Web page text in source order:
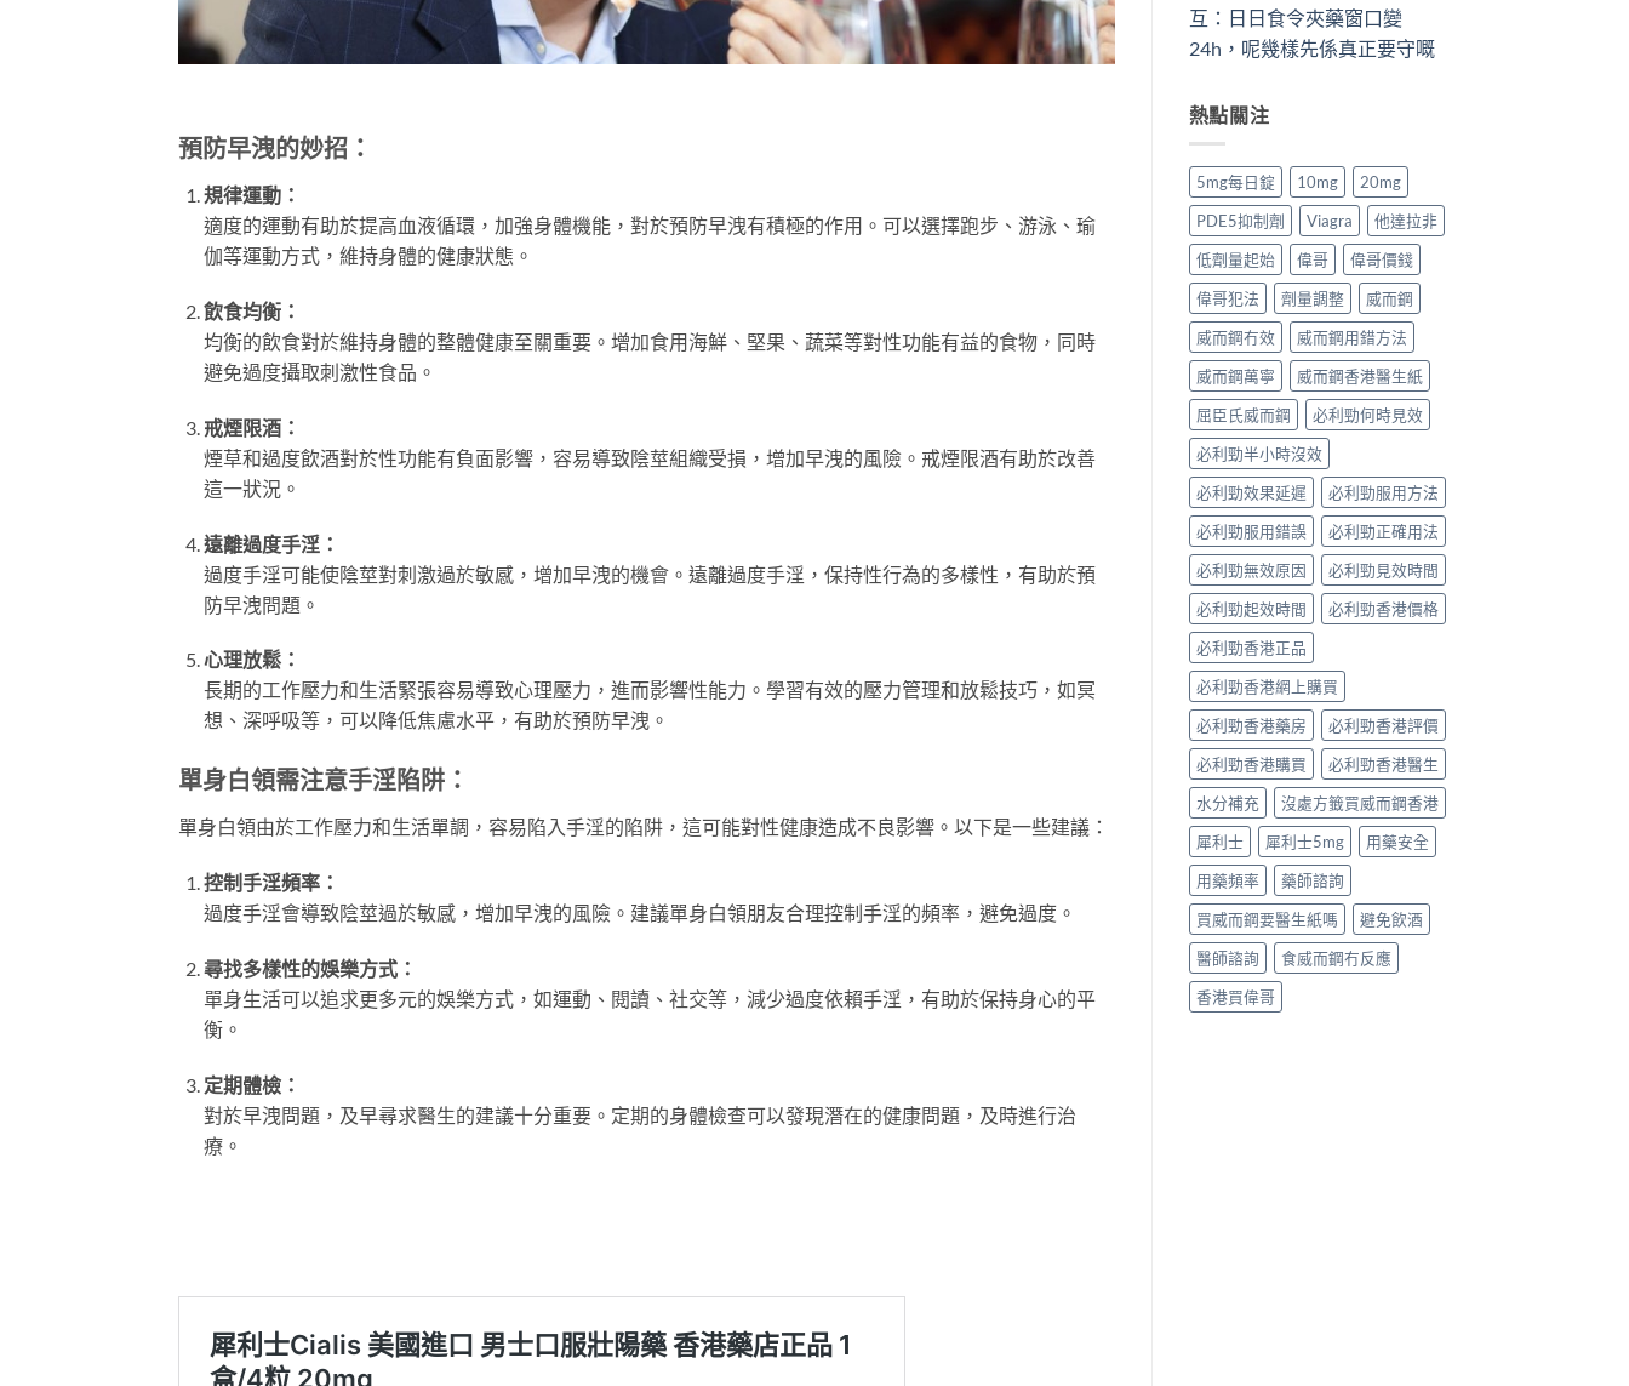
預防早洩的妙招：
規律運動：
適度的運動有助於提高血液循環，加強身體機能，對於預防早洩有積極的作用。可以選擇跑步、游泳、瑜
伽等運動方式，維持身體的健康狀態。
飲食均衡：
均衡的飲食對於維持身體的整體健康至關重要。增加食用海鮮、堅果、蔬菜等對性功能有益的食物，同時
避免過度攝取刺激性食品。
戒煙限酒：
煙草和過度飲酒對於性功能有負面影響，容易導致陰莖組織受損，增加早洩的風險。戒煙限酒有助於改善
這一狀況。
遠離過度手淫：
過度手淫可能使陰莖對刺激過於敏感，增加早洩的機會。遠離過度手淫，保持性行為的多樣性，有助於預
防早洩問題。
心理放鬆：
長期的工作壓力和生活緊張容易導致心理壓力，進而影響性能力。學習有效的壓力管理和放鬆技巧，如冥
想、深呼吸等，可以降低焦慮水平，有助於預防早洩。
單身白領需注意手淫陷阱：
單身白領由於工作壓力和生活單調，容易陷入手淫的陷阱，這可能對性健康造成不良影響。以下是一些建議：
控制手淫頻率：
過度手淫會導致陰莖過於敏感，增加早洩的風險。建議單身白領朋友合理控制手淫的頻率，避免過度。
尋找多樣性的娛樂方式：
單身生活可以追求更多元的娛樂方式，如運動、閱讀、社交等，減少過度依賴手淫，有助於保持身心的平
衡。
定期體檢：
對於早洩問題，及早尋求醫生的建議十分重要。定期的身體檢查可以發現潛在的健康問題，及時進行治
療。
互：日日食令夾藥窗口變
24h，呢幾樣先係真正要守嘅
熱點關注
5mg每日錠 10mg
20mg
PDE5抑制劑
Viagra
他達拉非
低劑量起始
偉哥
偉哥價錢
偉哥犯法
劑量調整
威而鋼
威而鋼冇效
威而鋼用錯方法
威而鋼萬寧
威而鋼香港醫生紙
屈臣氏威而鋼
必利勁何時見效
必利勁半小時沒效
必利勁效果延遲
必利勁服用方法
必利勁服用錯誤
必利勁正確用法
必利勁無效原因
必利勁見效時間
必利勁起效時間
必利勁香港價格
必利勁香港正品
必利勁香港網上購買
必利勁香港藥房
必利勁香港評價
必利勁香港購買
必利勁香港醫生
水分補充
沒處方籤買威而鋼香港
犀利士
犀利士5mg
用藥安全
用藥頻率
藥師諮詢
買威而鋼要醫生紙嗎
避免飲酒
醫師諮詢
食威而鋼冇反應
香港買偉哥